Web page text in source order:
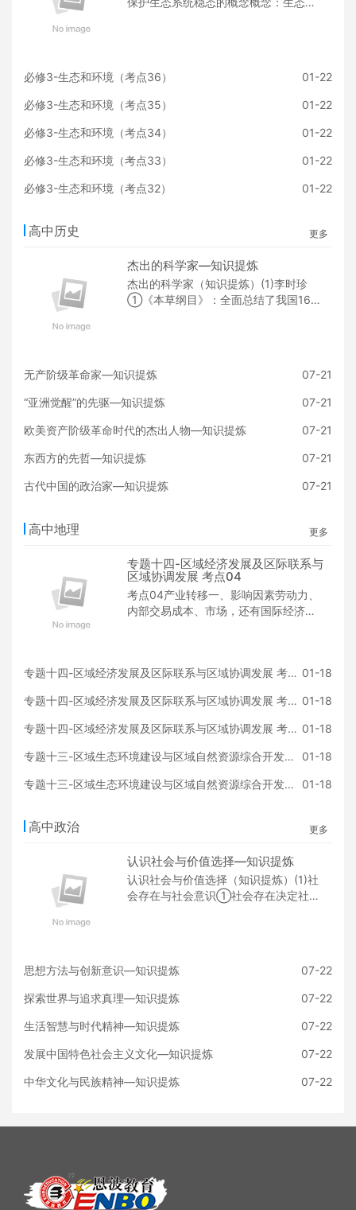
必修3-生态和环境（考点36） 01-22
必修3-生态和环境（考点35） 01-22
必修3-生态和环境（考点34） 01-22
必修3-生态和环境（考点33） 01-22
必修3-生态和环境（考点32） 01-22
高中历史 更多
杰出的科学家—知识提炼
杰出的科学家（知识提炼）(1)李时珍
①《本草纲目》：全面总结了我国16
无产阶级革命家—知识提炼 07-21
“亚洲觉醒”的先驱—知识提炼 07-21
欧美资产阶级革命时代的杰出人物—知识提炼 07-21
东西方的先哲—知识提炼 07-21
古代中国的政治家—知识提炼 07-21
高中地理 更多
专题十四-区域经济发展及区际联系与
区域协调发展 考点04
考点04产业转移一、影响因素劳动力、
内部交易成本、市场，还有国际经济形
专题十四-区域经济发展及区际联系与区域协调发展 考点03 01-18
专题十四-区域经济发展及区际联系与区域协调发展 考点02 01-18
专题十四-区域经济发展及区际联系与区域协调发展 考点01 01-18
专题十三-区域生态环境建设与区域自然资源综合开发利用 01-18
专题十三-区域生态环境建设与区域自然资源综合开发利用 01-18
高中政治 更多
认识社会与价值选择—知识提炼
认识社会与价值选择（知识提炼）(1)社
会存在与社会意识①社会存在决定社会
思想方法与创新意识—知识提炼 07-22
探索世界与追求真理—知识提炼 07-22
生活智慧与时代精神—知识提炼 07-22
发展中国特色社会主义文化—知识提炼 07-22
中华文化与民族精神—知识提炼 07-22